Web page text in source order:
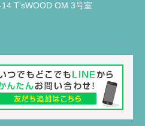
T'sWOOD OM 3号室